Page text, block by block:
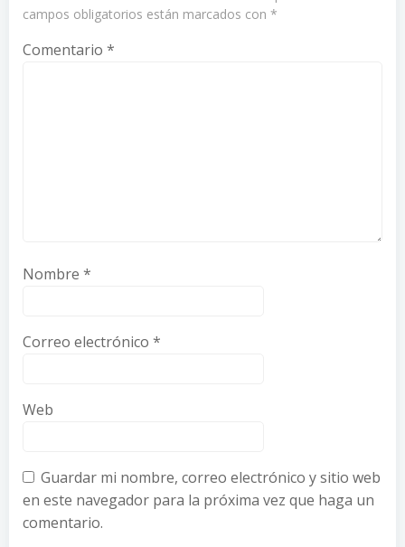
campos obligatorios están marcados con *
Comentario *
Nombre *
Correo electrónico *
Web
Guardar mi nombre, correo electrónico y sitio web
en este navegador para la próxima vez que haga un
comentario.